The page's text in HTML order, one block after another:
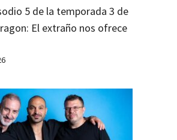
5 de la temporada 3 de
El extraño nos ofrece